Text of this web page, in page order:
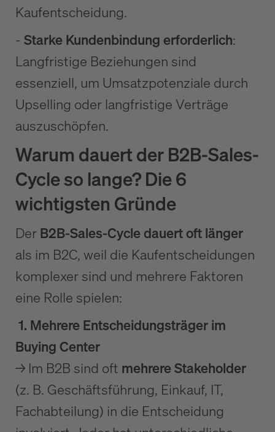
Kaufentscheidung.
- Starke Kundenbindung erforderlich:
Langfristige Beziehungen sind
essenziell, um Umsatzpotenziale durch
Upselling oder langfristige Verträge
auszuschöpfen.
Warum dauert der B2B-Sales-
Cycle so lange? Die 6
wichtigsten Gründe
Der B2B-Sales-Cycle dauert oft länger
als im B2C, weil die Kaufentscheidungen
komplexer sind und mehrere Faktoren
eine Rolle spielen:
1. Mehrere Entscheidungsträger im
Buying Center
→ Im B2B sind oft mehrere Stakeholder
(z. B. Geschäftsführung, Einkauf, IT,
Fachabteilung) in die Entscheidung